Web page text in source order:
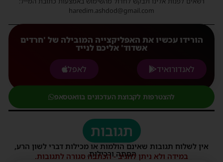
haredim.ashdod@gmail.com
הורידו עכשיו את האפליקצייה המובילה של 'חרדים
אשדוד' אליכם לנייד
לאנדורואיד
לאפל
להצטרפות לקבוצת העדכונים בוואטסאפ
תגובות
אין לשלוח תגובות שאינם הולמות או מכילות דברי לשון הרע,
הסתה ורכילות.
במידה ולא ניתן להגיב - הכתבה סגורה לתגובות.